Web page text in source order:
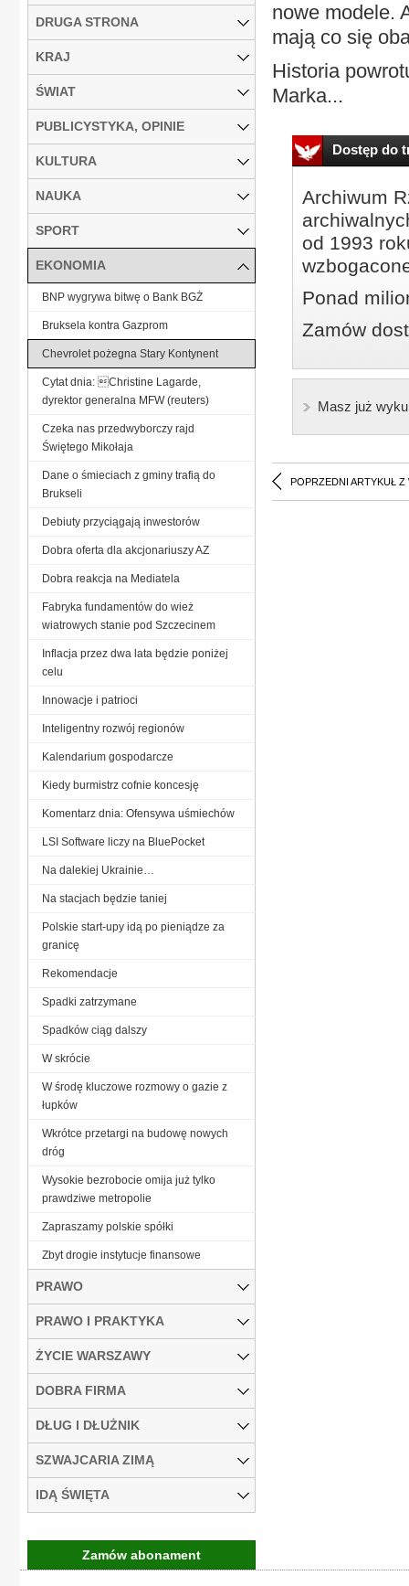
nowe modele.
mają co się
Historia
Marka...
Dostęp do
Archiwum
od 1993
Ponad
Zamów
Masz już
POPRZEDNI ARTYKUŁ Z
DRUGA STRONA
KRAJ
ŚWIAT
PUBLICYSTYKA, OPINIE
KULTURA
NAUKA
SPORT
EKONOMIA
BNP wygrywa bitwę o Bank BGŻ
Bruksela kontra Gazprom
Chevrolet pożegna Stary Kontynent
Cytat dnia: Christine Lagarde,
dyrektor generalna MFW (reuters)
Czeka nas przedwyborczy rajd
Świętego Mikołaja
Dane o śmieciach z gminy trafią do
Brukseli
Debiuty przyciągają inwestorów
Dobra oferta dla akcjonariuszy AZ
Dobra reakcja na Mediatela
Fabryka fundamentów do wież
wiatrowych stanie pod Szczecinem
Inflacja przez dwa lata będzie poniżej
celu
Innowacje i patrioci
Inteligentny rozwój regionów
Kalendarium gospodarcze
Kiedy burmistrz cofnie koncesję
Komentarz dnia: Ofensywa uśmiechów
LSI Software liczy na BluePocket
Na dalekiej Ukrainie…
Na stacjach będzie taniej
Polskie start-upy idą po pieniądze za
granicę
Rekomendacje
Spadki zatrzymane
Spadków ciąg dalszy
W skrócie
W środę kluczowe rozmowy o gazie z
łupków
Wkrótce przetargi na budowę nowych
dróg
Wysokie bezrobocie omija już tylko
prawdziwe metropolie
Zapraszamy polskie spółki
Zbyt drogie instytucje finansowe
PRAWO
PRAWO I PRAKTYKA
ŻYCIE WARSZAWY
DOBRA FIRMA
DŁUG I DŁUŻNIK
SZWAJCARIA ZIMĄ
IDĄ ŚWIĘTA
Zamów abonament